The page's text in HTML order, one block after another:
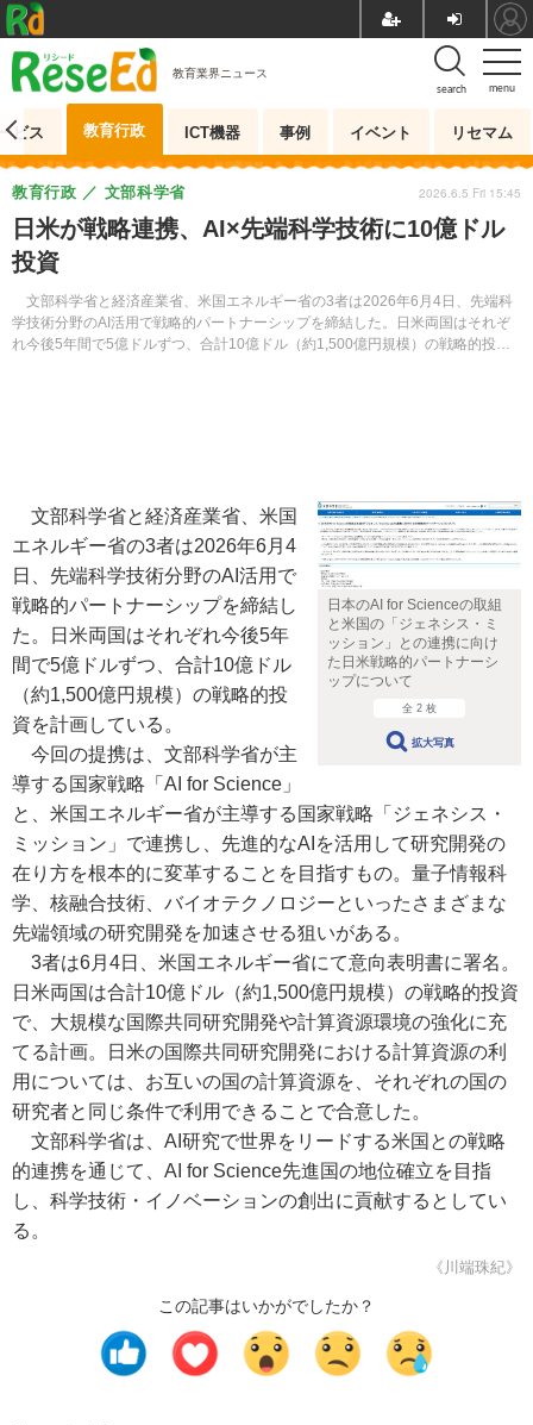
menu
search
教育業界ニュース
ビス 教育行政 ICT機器 事例 イベント リセマム
日米が戦略連携、AI×先端科学技術に10億ドル
投資
文部科学省と経済産業省、米国エネルギー省の3者は2026年6月4日、先端科
学技術分野のAI活用で戦略的パートナーシップを締結した。日米両国はそれぞ
れ今後5年間で5億ドルずつ、合計10億ドル（約1,500億円規模）の戦略的投資
教育行政 文部科学省 2026.6.5 Fri 15:45
日本のAI for Scienceの取組
と米国の「ジェネシス・ミ
ッション」との連携に向け
た日米戦略的パートナーシ
ップについて
全 2 枚
拡大写真
文部科学省と経済産業省、米国
エネルギー省の3者は2026年6月4
日、先端科学技術分野のAI活用で
戦略的パートナーシップを締結し
た。日米両国はそれぞれ今後5年
間で5億ドルずつ、合計10億ドル
（約1,500億円規模）の戦略的投
資を計画している。
今回の提携は、文部科学省が主
導する国家戦略「AI for Science」
と、米国エネルギー省が主導する国家戦略「ジェネシス・
ミッション」で連携し、先進的なAIを活用して研究開発の
在り方を根本的に変革することを目指すもの。量子情報科
学、核融合技術、バイオテクノロジーといったさまざまな
先端領域の研究開発を加速させる狙いがある。
3者は6月4日、米国エネルギー省にて意向表明書に署名。
日米両国は合計10億ドル（約1,500億円規模）の戦略的投資
で、大規模な国際共同研究開発や計算資源環境の強化に充
てる計画。日米の国際共同研究開発における計算資源の利
用については、お互いの国の計算資源を、それぞれの国の
研究者と同じ条件で利用できることで合意した。
文部科学省は、AI研究で世界をリードする米国との戦略
的連携を通じて、AI for Science先進国の地位確立を目指
し、科学技術・イノベーションの創出に貢献するとしてい
る。
《川端珠紀》
この記事はいかがでしたか？